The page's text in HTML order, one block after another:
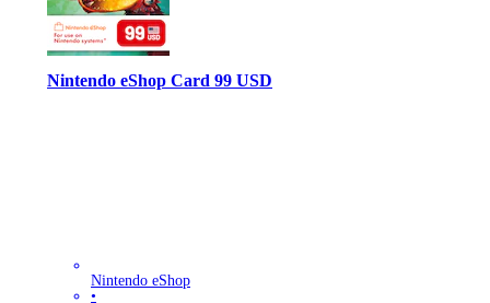
Nintendo eShop Card 99 USD
Nintendo eShop
•